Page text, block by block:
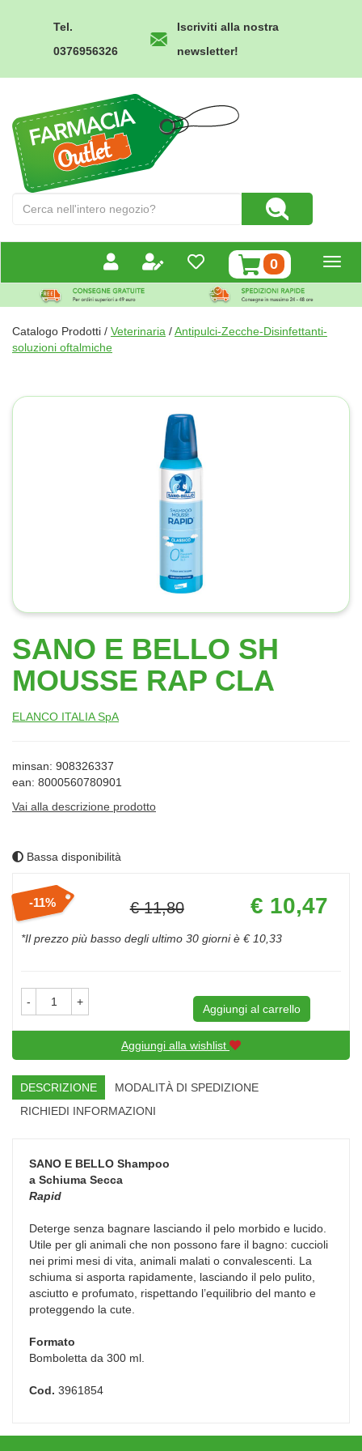
Tel.
0376956326
Iscriviti alla nostra
newsletter!
Outlet
Prodotto
Cerca Prodotto
0prodotti
inseriti
Catalogo Prodotti / Veterinaria /Antipulci-Zecche-Disinfettanti-
soluzioni oftalmiche
SANO E BELLO SH
MOUSSE RAP CLA
ELANCO ITALIA SpA
minsan: 908326337
ean: 8000560780901
Vai alla descrizione prodotto
Bassa disponibilità
Sconto
del
11% € 11,80
Prezzo
scontato
€ 10,47
*Il prezzo più basso degli ultimo 30 giorni è € 10,33
- +
Aggiungi al carrello
Aggiungi alla wishlist
DESCRIZIONE
MODALITÀ DI SPEDIZIONE
RICHIEDI INFORMAZIONI
SANO E BELLO Shampoo
a Schiuma Secca
Rapid
Deterge senza bagnare lasciando il pelo morbido e lucido.
Utile per gli animali che non possono fare il bagno: cuccioli
nei primi mesi di vita, animali malati o convalescenti. La
schiuma si asporta rapidamente, lasciando il pelo pulito,
asciutto e profumato, rispettando l’equilibrio del manto e
proteggendo la cute.
Formato
Bomboletta da 300 ml.
Cod. 3961854